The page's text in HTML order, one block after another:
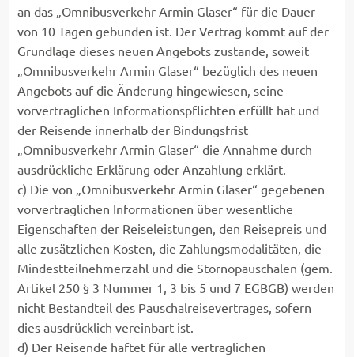
an das „Omnibusverkehr Armin Glaser“ für die Dauer
von 10 Tagen gebunden ist. Der Vertrag kommt auf der
Grundlage dieses neuen Angebots zustande, soweit
„Omnibusverkehr Armin Glaser“ bezüglich des neuen
Angebots auf die Änderung hingewiesen, seine
vorvertraglichen Informationspflichten erfüllt hat und
der Reisende innerhalb der Bindungsfrist
„Omnibusverkehr Armin Glaser“ die Annahme durch
ausdrückliche Erklärung oder Anzahlung erklärt.
c) Die von „Omnibusverkehr Armin Glaser“ gegebenen
vorvertraglichen Informationen über wesentliche
Eigenschaften der Reiseleistungen, den Reisepreis und
alle zusätzlichen Kosten, die Zahlungsmodalitäten, die
Mindestteilnehmerzahl und die Stornopauschalen (gem.
Artikel 250 § 3 Nummer 1, 3 bis 5 und 7 EGBGB) werden
nicht Bestandteil des Pauschalreisevertrages, sofern
dies ausdrücklich vereinbart ist.
d) Der Reisende haftet für alle vertraglichen